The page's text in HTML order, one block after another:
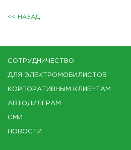
<< НАЗАД
СОТРУДНИЧЕСТВО
ДЛЯ ЭЛЕКТРОМОБИЛИСТОВ
КОРПОРАТИВНЫМ КЛИЕНТАМ
АВТОДИЛЕРАМ
СМИ
НОВОСТИ